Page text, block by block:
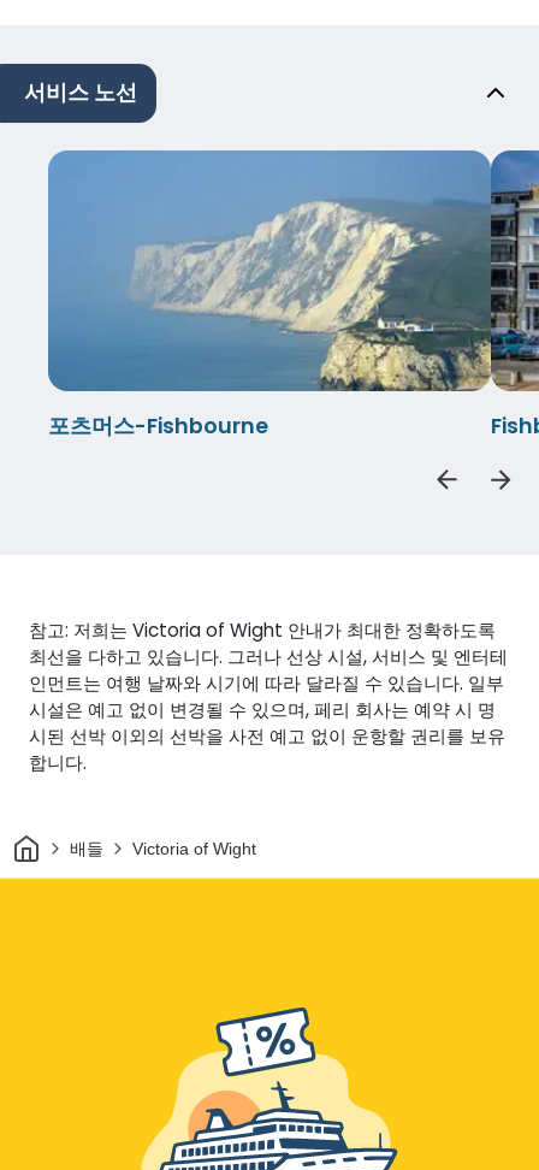
서비스 노선
포츠머스-Fishbourne
참고: 저희는 Victoria of Wight 안내가 최대한 정확하도록
최선을 다하고 있습니다. 그러나 선상 시설, 서비스 및 엔터테
인먼트는 여행 날짜와 시기에 따라 달라질 수 있습니다. 일부
시설은 예고 없이 변경될 수 있으며, 페리 회사는 예약 시 명
시된 선박 이외의 선박을 사전 예고 없이 운항할 권리를 보유
합니다.
집 배들 Victoria of Wight